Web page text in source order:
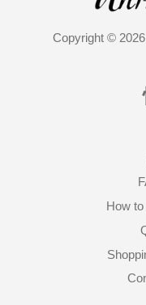
Copyright ©
How